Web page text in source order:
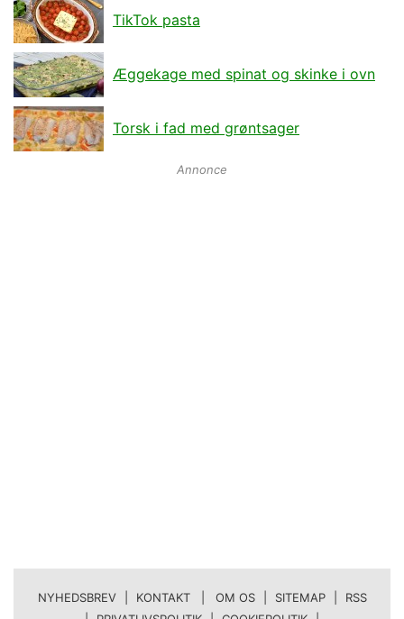
TikTok pasta
Æggekage med spinat og skinke i ovn
Torsk i fad med grøntsager
Annonce
NYHEDSBREV KONTAKT | OM OS SITEMAP
RSS